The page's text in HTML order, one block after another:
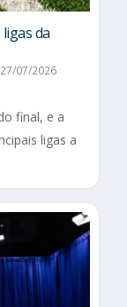
da
07/2026
final, e a
ligas a